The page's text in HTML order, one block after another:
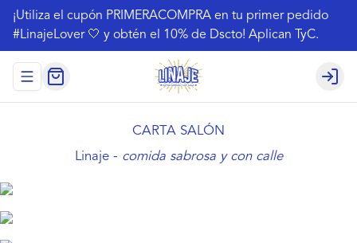
¡Utiliza el cupón PRIMERACOMPRA en tu primer pedido
#LinajeLover 🤍 y obtén el 10% de Dscto! Aplican TyC.
Abrir menu de navegación Login
CARTA SALÓN
Linaje - comida sabrosa y con calle